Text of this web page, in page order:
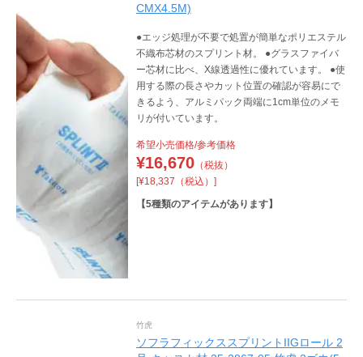
CMX4.5M)
●エッジ処理が不要で処置が簡単なポリエステル
不織布芯材のスプリント材。 ●グラスファイバ
ー芯材に比べ、X線透過性に優れています。 ●使
用する際の長さやカット位置の確認が容易にで
きるよう、アルミパック両端に1cm単位のメモ
リが付いています。
希望小売価格/参考価格
¥16,670（税抜）
[¥18,337（税込）]
【5種類のアイテムがあります】
竹虎
ソフラフィックススプリントIIGロール 2